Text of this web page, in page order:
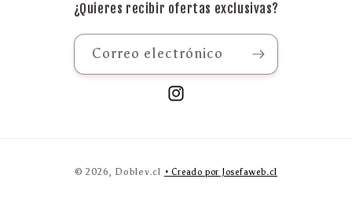
¿Quieres recibir ofertas exclusivas?
Correo electrónico
Instagram
© 2026, Doblev.cl • Creado por Josefaweb.cl